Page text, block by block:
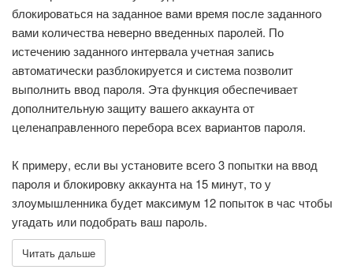
блокироваться на заданное вами время после заданного
вами количества неверно введенных паролей. По
истечению заданного интервала учетная запись
автоматически разблокируется и система позволит
выполнить ввод пароля. Эта функция обеспечивает
дополнительную защиту вашего аккаунта от
целенаправленного перебора всех вариантов пароля.
К примеру, если вы установите всего 3 попытки на ввод
пароля и блокировку аккаунта на 15 минут, то у
злоумышленника будет максимум 12 попыток в час чтобы
угадать или подобрать ваш пароль.
Читать дальше